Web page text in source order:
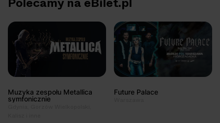
Muzyka zespołu Metallica
symfonicznie
Future Palace